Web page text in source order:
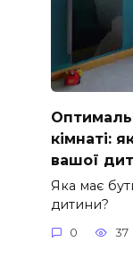
кімнаті:
вашої
Яка має
дитини?
0 37